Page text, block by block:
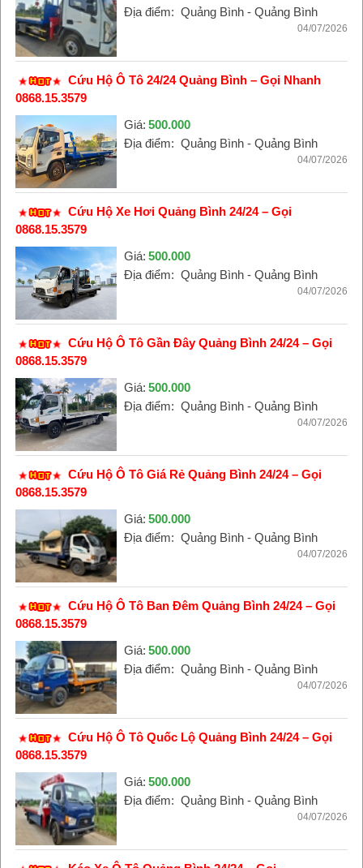
Địa điểm: Quảng Bình - Quảng Bình
04/07/2026
Cứu Hộ Ô Tô 24/24 Quảng Bình – Gọi Nhanh
0868.15.3579
Giá: 500.000
Địa điểm: Quảng Bình - Quảng Bình
04/07/2026
Cứu Hộ Xe Hơi Quảng Bình 24/24 – Gọi
0868.15.3579
Giá: 500.000
Địa điểm: Quảng Bình - Quảng Bình
04/07/2026
Cứu Hộ Ô Tô Gần Đây Quảng Bình 24/24 – Gọi
0868.15.3579
Giá: 500.000
Địa điểm: Quảng Bình - Quảng Bình
04/07/2026
Cứu Hộ Ô Tô Giá Rẻ Quảng Bình 24/24 – Gọi
0868.15.3579
Giá: 500.000
Địa điểm: Quảng Bình - Quảng Bình
04/07/2026
Cứu Hộ Ô Tô Ban Đêm Quảng Bình 24/24 – Gọi
0868.15.3579
Giá: 500.000
Địa điểm: Quảng Bình - Quảng Bình
04/07/2026
Cứu Hộ Ô Tô Quốc Lộ Quảng Bình 24/24 – Gọi
0868.15.3579
Giá: 500.000
Địa điểm: Quảng Bình - Quảng Bình
04/07/2026